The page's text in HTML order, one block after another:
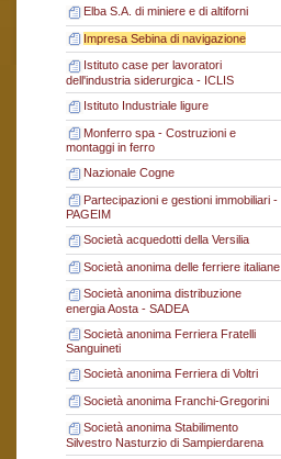
Elba S.A. di miniere e di altiforni
Impresa Sebina di navigazione
Istituto case per lavoratori
dell'industria siderurgica - ICLIS
Istituto Industriale ligure
Monferro spa - Costruzioni e
montaggi in ferro
Nazionale Cogne
Partecipazioni e gestioni immobiliari -
PAGEIM
Società acquedotti della Versilia
Società anonima delle ferriere italiane
Società anonima distribuzione
energia Aosta - SADEA
Società anonima Ferriera Fratelli
Sanguineti
Società anonima Ferriera di Voltri
Società anonima Franchi-Gregorini
Società anonima Stabilimento
Silvestro Nasturzio di Sampierdarena